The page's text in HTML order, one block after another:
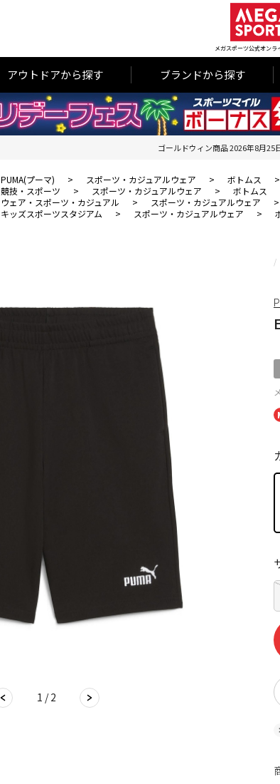
メガスポーツ公式オンラ
アウトドアから探す ブランドから探す
ゴールドウィン商品 2026年8月25
PUMA(プーマ) > スポーツ・カジュアルウェア > ボトムス >
競技・スポーツ > スポーツ・カジュアルウェア > ボトムス
ウェア・スポーツ・カジュアル > スポーツ・カジュアルウェア >
キッズスポーツスタジアム > スポーツ・カジュアルウェア >
1 / 2